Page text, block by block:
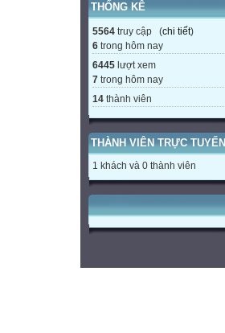
THỐNG KÊ
5564 truy cập (chi tiết)
6 trong hôm nay
6445 lượt xem
7 trong hôm nay
14 thành viên
THÀNH VIÊN TRỰC TUYẾN
1 khách và 0 thành viên